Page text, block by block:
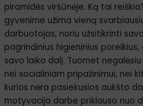
piramidės viršūnėje. Ką tai
gyvenime užima vieną
darbuotojas, noriu užsitikrinti
pagrindinius higieninius
savo laiko dalį. Tuomet
nei socialiniam pripažinimui, nei
kurios nėra pasiekusios aukšto
motyvacija darbe priklauso nuo